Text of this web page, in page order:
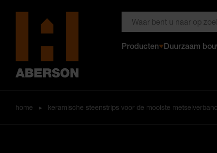
Zoeken door Aberson
Producten Duurzaam
home ▸ keramische steenstrips voor de mooiste